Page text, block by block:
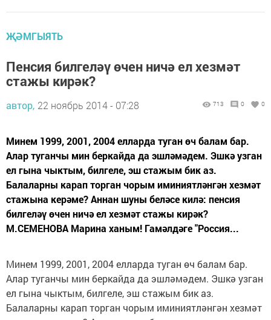
ҖӘМГЫЯТЬ
Пенсия билгеләү өчен ничә ел хезмәт
стажы кирәк?
автор, 22 ноябрь 2014 - 07:28 713 0 0
Минем 1999, 2001, 2004 елларда туган өч балам бар.
Алар туганчы мин беркайда да эшләмәдем. Эшкә узган
ел гына чыктым, билгеле, эш стажым бик аз.
Балаларны карап торган чорым иминиятләнгән хезмәт
стажына керәме? Аннан шуны беләсе килә: пенсия
билгеләү өчен ничә ел хезмәт стажы кирәк?
М.СЕМЕНОВА Марина ханым! Гамәлдәге "Россия...
Минем 1999, 2001, 2004 елларда туган өч балам бар.
Алар туганчы мин беркайда да эшләмәдем. Эшкә узган
ел гына чыктым, билгеле, эш стажым бик аз.
Балаларны карап торган чорым иминиятләнгән хезмәт